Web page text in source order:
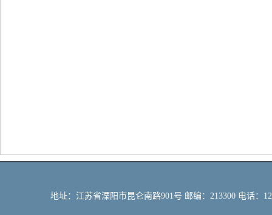
地址：江苏省溧阳市昆仑南路901号 邮编：213300 电话：